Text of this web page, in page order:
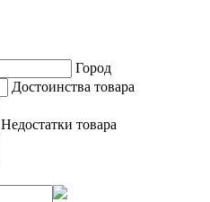
Город
Достоинства товара
Недостатки товара